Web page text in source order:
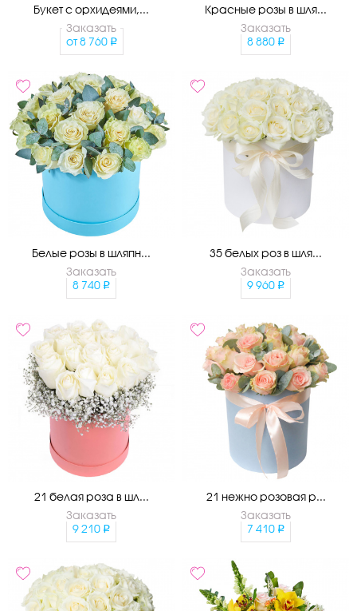
Букет с орхидеями,...
Заказать
от 8 760
Красные розы в шля...
Заказать
8 880
Белые розы в шляпн...
Заказать
8 740
35 белых роз в шля...
Заказать
9 960
21 белая роза в шл...
Заказать
9 210
21 нежно розовая р...
Заказать
7 410